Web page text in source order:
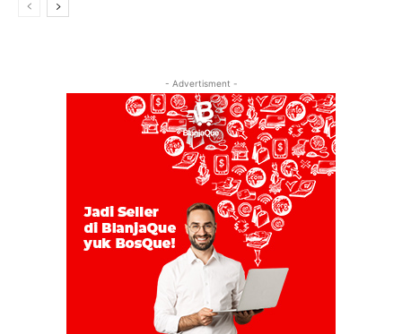
- Advertisment -